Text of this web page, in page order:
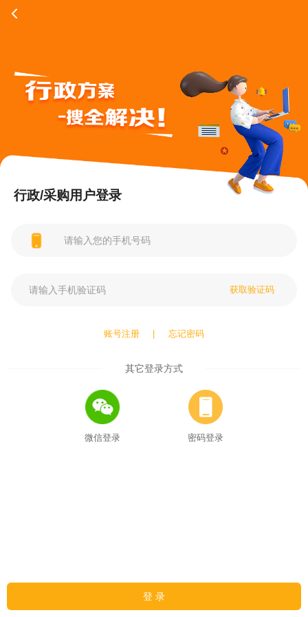
行政/采购用户登录
获取验证码
账号注册 忘记密码
登 录
其它登录方式
微信登录 密码登录